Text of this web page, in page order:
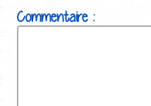
Commentaire :